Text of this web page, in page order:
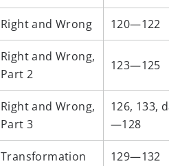
Right and Wrong 120—122
Right and Wrong,
Part 2
123—125
Right and Wrong,
Part 3
126, 133,
—128
Transformation 129—132